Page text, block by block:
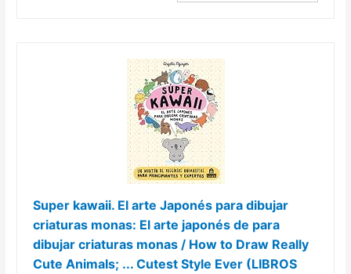
Super kawaii. El arte Japonés para dibujar
criaturas monas: El arte japonés de para
dibujar criaturas monas / How to Draw Really
Cute Animals; ... Cutest Style Ever (LIBROS